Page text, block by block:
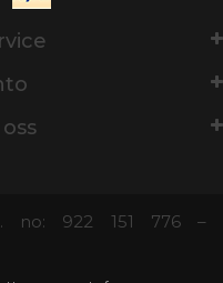
no: 922 151 776 –